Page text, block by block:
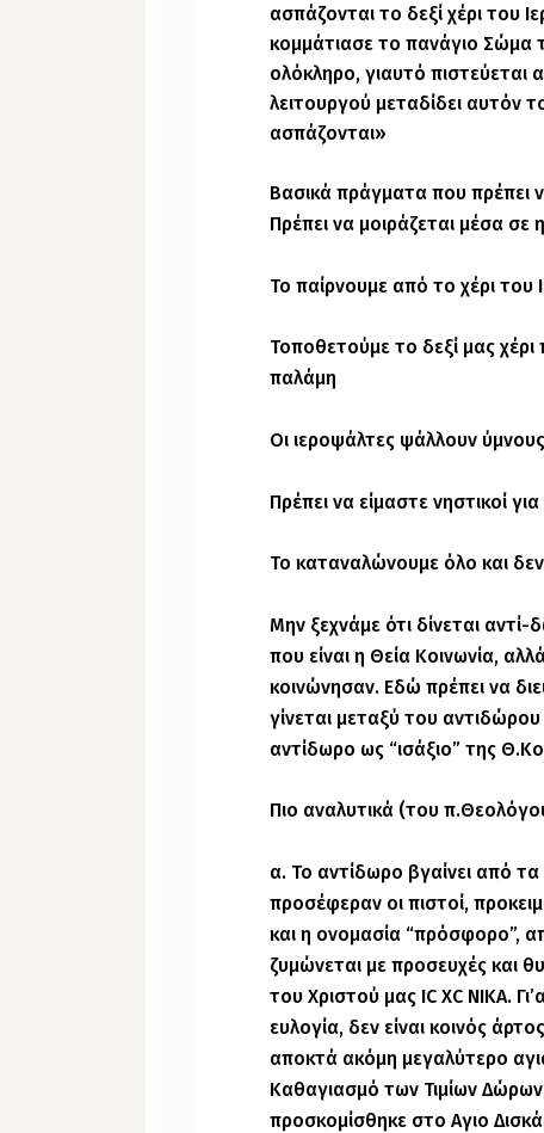
ασπάζονται το δεξί χέρι του
κομμάτιασε το πανάγιο Σώμα
ολόκληρο, γιαυτό πιστεύεται
λειτουργού μεταδίδει αυτόν
ασπάζονται»
Βασικά πράγματα που πρέπει
Πρέπει να μοιράζεται μέσα σε
Το παίρνουμε από το χέρι του
Τοποθετούμε το δεξί μας
παλάμη
Οι ιεροψάλτες ψάλλουν
Πρέπει να είμαστε νηστικοί
Το καταναλώνουμε όλο και
Μην ξεχνάμε ότι δίνεται
που είναι η Θεία Κοινωνία,
κοινώνησαν. Εδώ πρέπει να
γίνεται μεταξύ του
αντίδωρο ως “ισάξιο” της
Πιο αναλυτικά (του
α. Το αντίδωρο βγαίνει από
προσέφεραν οι πιστοί,
και η ονομασία “πρόσφορο”,
ζυμώνεται με προσευχές και
του Χριστού μας ΙC XC ΝΙΚΑ.
ευλογία, δεν είναι κοινός
αποκτά ακόμη μεγαλύτερο
Καθαγιασμό των Τιμίων
προσκομίσθηκε στο Αγιο